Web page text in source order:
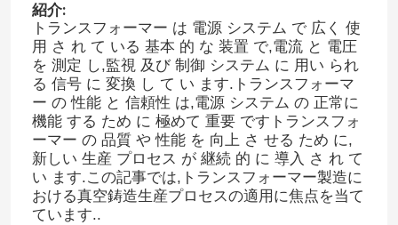
紹介:
トランスフォーマー は 電源 システム で 広く 使
用 さ れ て いる 基本 的 な 装置 で,電流 と 電圧
を 測定 し,監視 及び 制御 システム に 用い られ
る 信号 に 変換 し て い ます.トランスフォーマ
ー の 性能 と 信頼性 は,電源 システム の 正常に
機能 する ため に 極めて 重要 ですトランスフォ
ーマー の 品質 や 性能 を 向上 さ せる ため に,
新しい 生産 プロセス が 継続 的 に 導入 さ れ て
い ます.この記事では,トランスフォーマー製造に
おける真空鋳造生産プロセスの適用に焦点を当て
ています..